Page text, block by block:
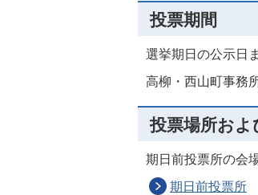
投票期間
選挙期日の公示日
高柳・西山町事務
投票場所およ
期日前投票所の会
期日前投票所